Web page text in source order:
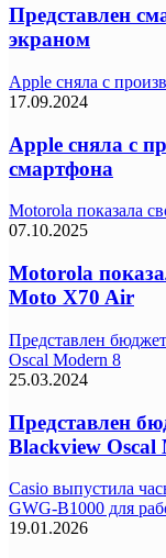
Представлен
экраном
Apple сняла с
17.09.2024
Apple сняла с
смартфона
Motorola показала
07.10.2025
Motorola
Moto X70 Air
Представлен
Oscal Modern 8
25.03.2024
Представлен
Blackview Oscal
Casio выпустила
GWG-B1000 для
19.01.2026